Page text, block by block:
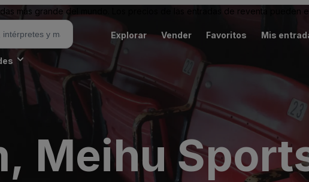
más grande del mundo. Los precios de las entradas de reventa pueden
Explorar Vender Favoritos Mis
Meihu